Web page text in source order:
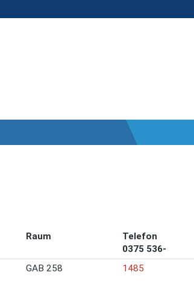
Raum
Telefon
0375 536-
GAB 258 1485